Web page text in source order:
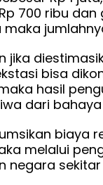
700 ribu dan
jika
bisa
hasil
dari
biaya
melalui
negara sekitar